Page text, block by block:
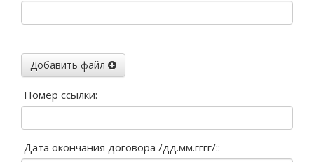
Добавить файл
Номер ссылки:
Дата окончания договора /дд.мм.гггг/::